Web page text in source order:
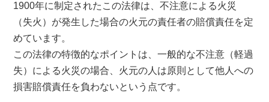
1900年に制定されたこの法律は、不注意による火災
（失火）が発生した場合の火元の責任者の賠償責任を定
めています。
この法律の特徴的なポイントは、一般的な不注意（軽過
失）による火災の場合、火元の人は原則として他人への
損害賠償責任を負わないという点です。